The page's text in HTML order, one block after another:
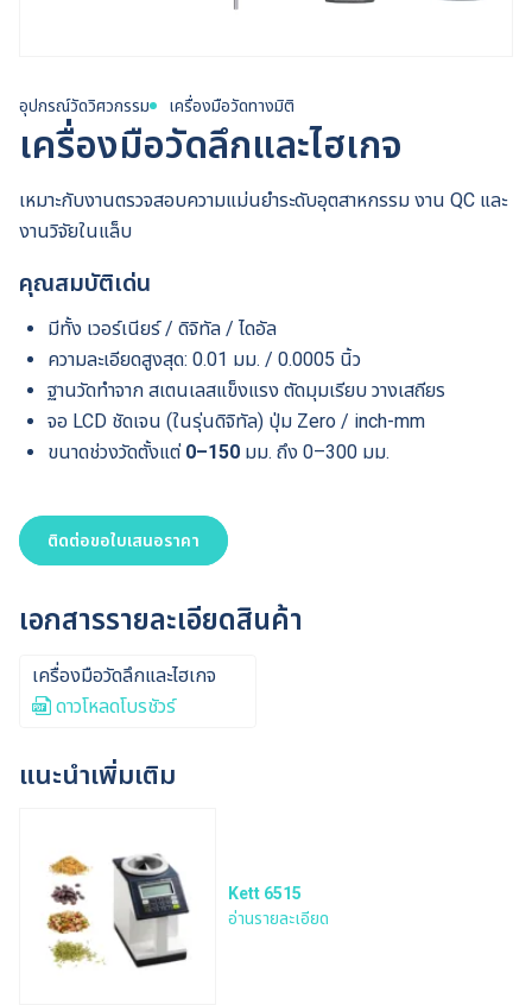
อุปกรณ์วัดวิศวกรรม เครื่องมือวัดทางมิติ
เครื่องมือวัดลึกและไฮเกจ
เหมาะกับงานตรวจสอบความแม่นยำระดับอุตสาหกรรม งาน QC และ
งานวิจัยในแล็บ
คุณสมบัติเด่น
มีทั้ง เวอร์เนียร์ / ดิจิทัล / ไดอัล
ความละเอียดสูงสุด: 0.01 มม. / 0.0005 นิ้ว
ฐานวัดทำจาก สเตนเลสแข็งแรง ตัดมุมเรียบ วางเสถียร
จอ LCD ชัดเจน (ในรุ่นดิจิทัล) ปุ่ม Zero / inch-mm
ขนาดช่วงวัดตั้งแต่ 0–150 มม. ถึง 0–300 มม.
ติดต่อขอใบเสนอราคา
เอกสารรายละเอียดสินค้า
เครื่องมือวัดลึกและไฮเกจ
ดาวโหลดโบรชัวร์
แนะนำเพิ่มเติม
Kett 6515
อ่านรายละเอียด